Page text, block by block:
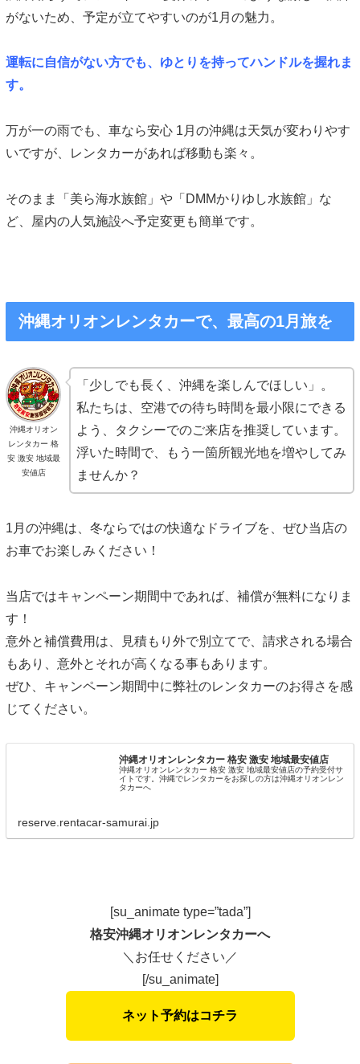
がないため、予定が立てやすいのが1月の魅力。
運転に自信がない方でも、ゆとりを持ってハンドルを握れま
す。
万が一の雨でも、車なら安心 1月の沖縄は天気が変わりやす
いですが、レンタカーがあれば移動も楽々。
そのまま「美ら海水族館」や「DMMかりゆし水族館」な
ど、屋内の人気施設へ予定変更も簡単です。
沖縄オリオンレンタカーで、最高の1月旅を
沖縄オリオン
レンタカー 格
安 激安 地域最
安値店
「少しでも長く、沖縄を楽しんでほしい」。
私たちは、空港での待ち時間を最小限にできる
よう、タクシーでのご来店を推奨しています。
浮いた時間で、もう一箇所観光地を増やしてみ
ませんか？
1月の沖縄は、冬ならではの快適なドライブを、ぜひ当店の
お車でお楽しみください！
当店ではキャンペーン期間中であれば、補償が無料になりま
す！
意外と補償費用は、見積もり外で別立てで、請求される場合
もあり、意外とそれが高くなる事もあります。
ぜひ、キャンペーン期間中に弊社のレンタカーのお得さを感
じてください。
沖縄オリオンレンタカー 格安 激安 地域最安値店
沖縄オリオンレンタカー 格安 激安 地域最安値店の予約受付サ
イトです。沖縄でレンタカーをお探しの方は沖縄オリオンレン
タカーへ
reserve.rentacar-samurai.jp
[su_animate type=”tada”]
格安沖縄オリオンレンタカーへ
＼お任せください／
[/su_animate]
ネット予約はコチラ